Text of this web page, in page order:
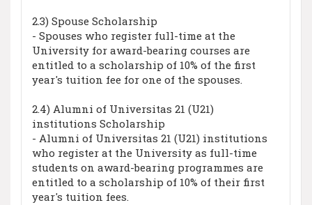
2.3) Spouse Scholarship
- Spouses who register full-time at the
University for award-bearing courses are
entitled to a scholarship of 10% of the first
year's tuition fee for one of the spouses.
2.4) Alumni of Universitas 21 (U21)
institutions Scholarship
- Alumni of Universitas 21 (U21) institutions
who register at the University as full-time
students on award-bearing programmes are
entitled to a scholarship of 10% of their first
year's tuition fees.